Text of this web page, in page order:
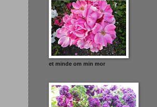
et minde om min mor